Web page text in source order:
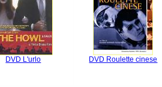
DVD L'urlo DVD Roulette cinese